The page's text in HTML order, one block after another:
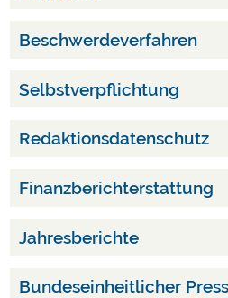
Beschwerdeverfahren
Selbstverpflichtung
Redaktionsdatenschutz
Finanzberichterstattung
Jahresberichte
Bundeseinheitlicher